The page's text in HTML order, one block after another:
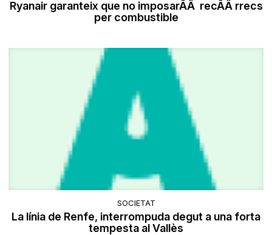
Ryanair garanteix que no imposarÃÂ recÃÂ rrecs
per combustible
SOCIETAT
La línia de Renfe, interrompuda degut a una forta
tempesta al Vallès